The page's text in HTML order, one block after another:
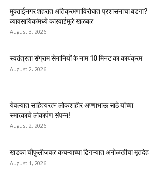
मुक्ताईनगर शहरात अतिक्रमणाविरोधात प्रशासनाचा बडगा?
व्यावसायिकांमध्ये कारवाईमुळे खळबळ
August 3, 2026
स्वतंत्रता संग्राम सेनानियों के नाम 10 मिनट का कार्यक्रम
August 2, 2026
येवल्यात साहित्यरत्न लोकशाहीर अण्णाभाऊ साठे यांच्या
स्मारकाचे लोकार्पण संपन्न!
August 2, 2026
खडका चौफुलीजवळ कचऱ्याच्या ढिगाऱ्यात अनोळखीचा मृतदेह
August 1, 2026